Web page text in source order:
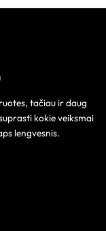
tačiau ir daug
kokie veiksmai
lengvesnis.